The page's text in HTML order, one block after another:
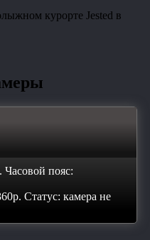
курорте Jested в
. Часовой пояс:
Статус: камера не